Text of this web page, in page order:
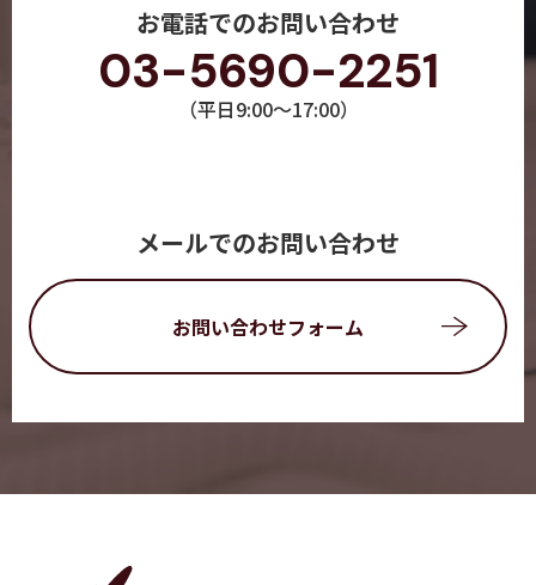
お電話でのお問い合わせ
03-5690-2251
（平日9:00～17:00）
メールでのお問い合わせ
お問い合わせフォーム